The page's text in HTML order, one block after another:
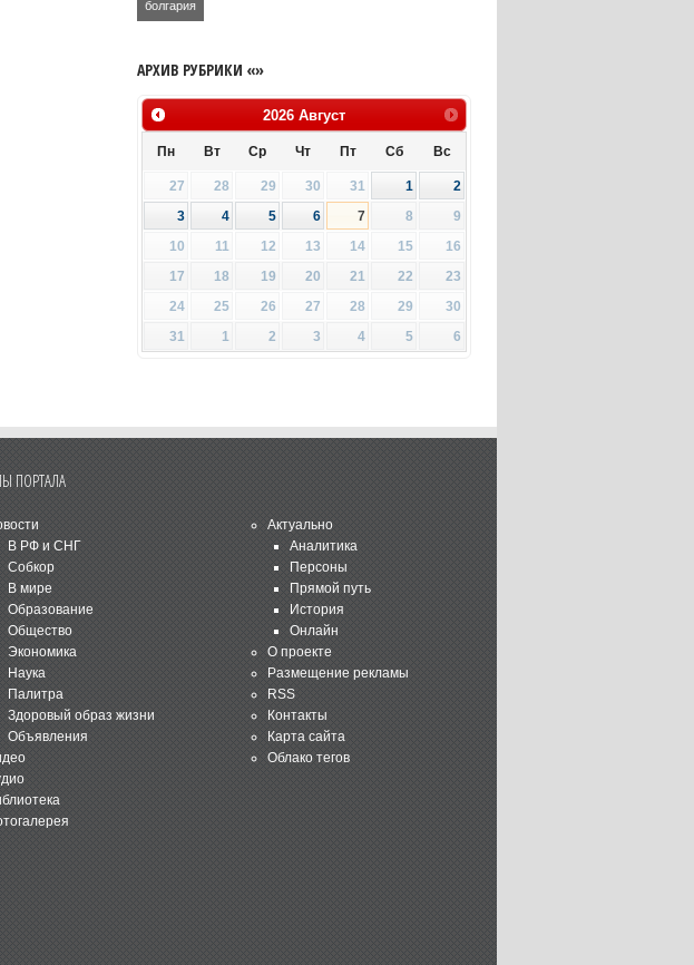
болгария
АРХИВ РУБРИКИ «»
2026 Август
Пн Вт Ср Чт Пт Сб Вс
27 28 29 30 31 1
2
3
4 5 6 7 8
9
10
11 12 13 14 15
16
17
18 19 20 21 22
23
24
25 26 27 28 29
30
31
1 2 3 4 5 6
ПОРТАЛА
В РФ и СНГ
Собкор
В мире
Образование
Общество
Экономика
Наука
Палитра
Здоровый образ жизни
Объявления
Актуально
Аналитика
Персоны
Прямой путь
История
Онлайн
О проекте
Размещение рекламы
RSS
Контакты
Карта сайта
Облако тегов